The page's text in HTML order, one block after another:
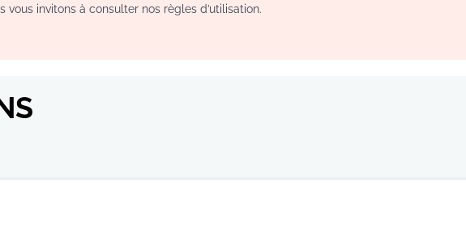
invitons à consulter nos règles d’utilisation.